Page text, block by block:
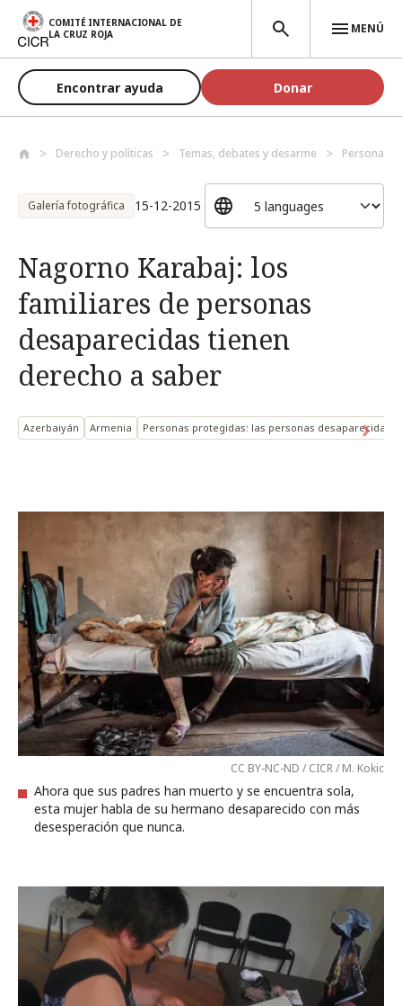
Pasar al contenido principal
COMITÉ INTERNACIONAL DE
LA CRUZ ROJA
MENÚ
Encontrar ayuda Donar
Derecho y políticas Temas, debates y desarme Personas
Galería fotográfica 15-12-2015
Nagorno Karabaj: los
familiares de personas
desaparecidas tienen
derecho a saber
Azerbaiyán Armenia Personas protegidas: las personas desaparecidas
CC BY-NC-ND / CICR / M. Kokic
Ahora que sus padres han muerto y se encuentra sola,
esta mujer habla de su hermano desaparecido con más
desesperación que nunca.